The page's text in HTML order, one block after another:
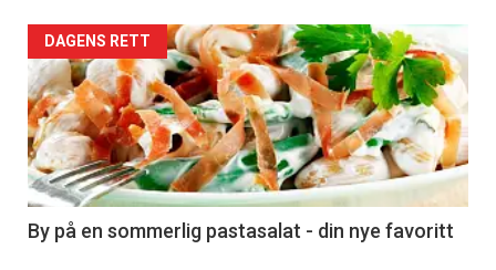
Forsiden
akkurat
nå
-
5
DAGENS RETT
By på en sommerlig pastasalat - din nye favoritt